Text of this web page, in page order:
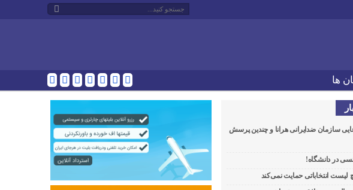
ها
سازمان ضدایرانی هرانا و چندین پرسش
در دانشگاه!
لیست انتخاباتی حمایت نمی‌کند